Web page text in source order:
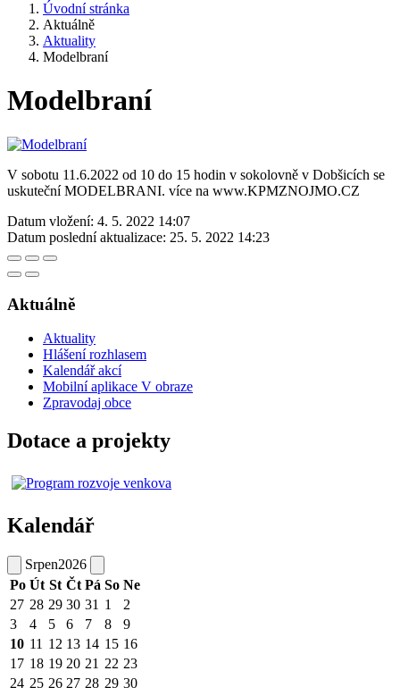
Úvodní stránka
Aktuálně
Aktuality
Modelbraní
Modelbraní
V sobotu 11.6.2022 od 10 do 15 hodin v sokolovně v Dobšicích se
uskuteční MODELBRANI. více na www.KPMZNOJMO.CZ
Datum vložení: 4. 5. 2022 14:07
Datum poslední aktualizace: 25. 5. 2022 14:23
Aktuálně
Aktuality
Hlášení rozhlasem
Kalendář akcí
Mobilní aplikace V obraze
Zpravodaj obce
Dotace a projekty
Kalendář
Srpen2026
Po Út St Čt Pá So Ne
27 28 29 30 31 1
2
3
4 5 6 7 8
9
10 11 12 13 14 15 16
17 18 19 20 21 22 23
24 25 26 27 28 29 30